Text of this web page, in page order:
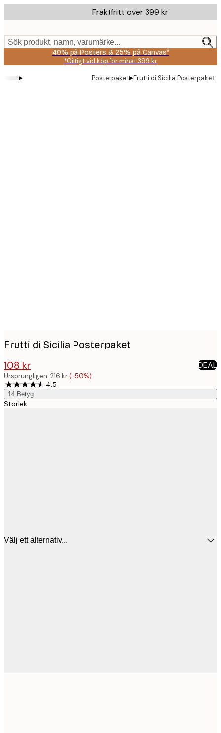
to
content.
Fraktfritt över 399 kr
Sök produkt, namn, varumärke...
40% på Posters & 25% på Canvas*
*Giltigt vid köp för minst 399 kr
▸ Posterpaket▸Frutti di Sicilia Posterpaket
Frutti di Sicilia Posterpaket
108 kr
216 kr DEAL
Ursprungligen: 216 kr(-50%)
4.5
14 Betyg
Storlek
Välj ett alternativ...